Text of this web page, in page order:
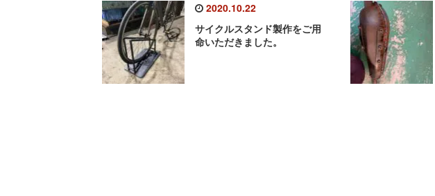
2020.10.22
サイクルスタンド製作をご用
命いただきました。